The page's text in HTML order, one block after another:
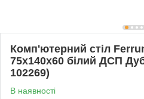
Комп'ютерний стіл
75x140x60 білий ДСП
102269)
В наявності